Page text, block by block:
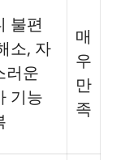
불편
소, 자
러운
기능
매
우
만
족